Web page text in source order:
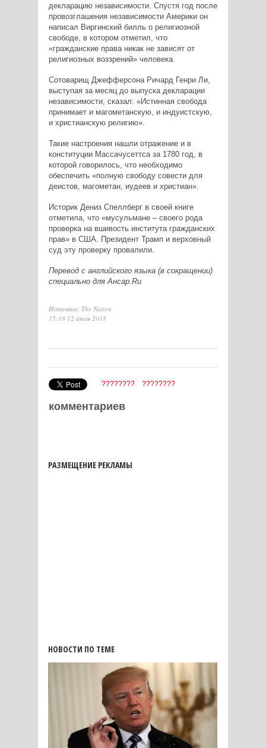
декларацию независимости. Спустя год после
провозглашения независимости Америки он
написал Виргинский билль о религиозной
свободе, в котором отметил, что
«гражданские права никак не зависят от
религиозных воззрений» человека.
Сотоварищ Джефферсона Ричард Генри Ли,
выступая за месяц до выпуска декларации
независимости, сказал: «Истинная свобода
принимает и магометанскую, и индуистскую,
и христианскую религию».
Такие настроения нашли отражение и в
конституции Массачусеттса за 1780 год, в
которой говорилось, что необходимо
обеспечить «полную свободу совести для
деистов, магометан, иудеев и христиан».
Историк Дениз Спеллберг в своей книге
отметила, что «мусульмане – своего рода
проверка на вшивость института гражданских
прав» в США. Президент Трамп и верховный
суд эту проверку провалили.
Перевод с английского языка (в сокращении)
специально для Ансар.Ru
Источник: The Nation
15:18 12 июля 2018
???????? ????????
комментариев
РАЗМЕЩЕНИЕ РЕКЛАМЫ
НОВОСТИ ПО ТЕМЕ